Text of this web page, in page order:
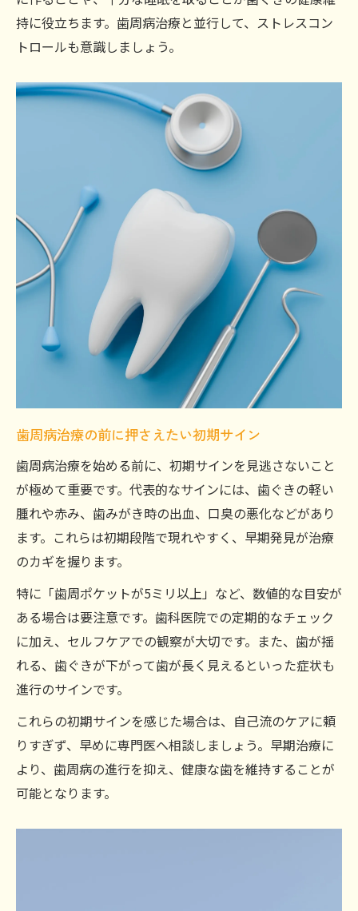
持に役立ちます。歯周病治療と並行して、ストレスコン
トロールも意識しましょう。
歯周病治療の前に押さえたい初期サイン
歯周病治療を始める前に、初期サインを見逃さないこと
が極めて重要です。代表的なサインには、歯ぐきの軽い
腫れや赤み、歯みがき時の出血、口臭の悪化などがあり
ます。これらは初期段階で現れやすく、早期発見が治療
のカギを握ります。
特に「歯周ポケットが5ミリ以上」など、数値的な目安が
ある場合は要注意です。歯科医院での定期的なチェック
に加え、セルフケアでの観察が大切です。また、歯が揺
れる、歯ぐきが下がって歯が長く見えるといった症状も
進行のサインです。
これらの初期サインを感じた場合は、自己流のケアに頼
りすぎず、早めに専門医へ相談しましょう。早期治療に
より、歯周病の進行を抑え、健康な歯を維持することが
可能となります。